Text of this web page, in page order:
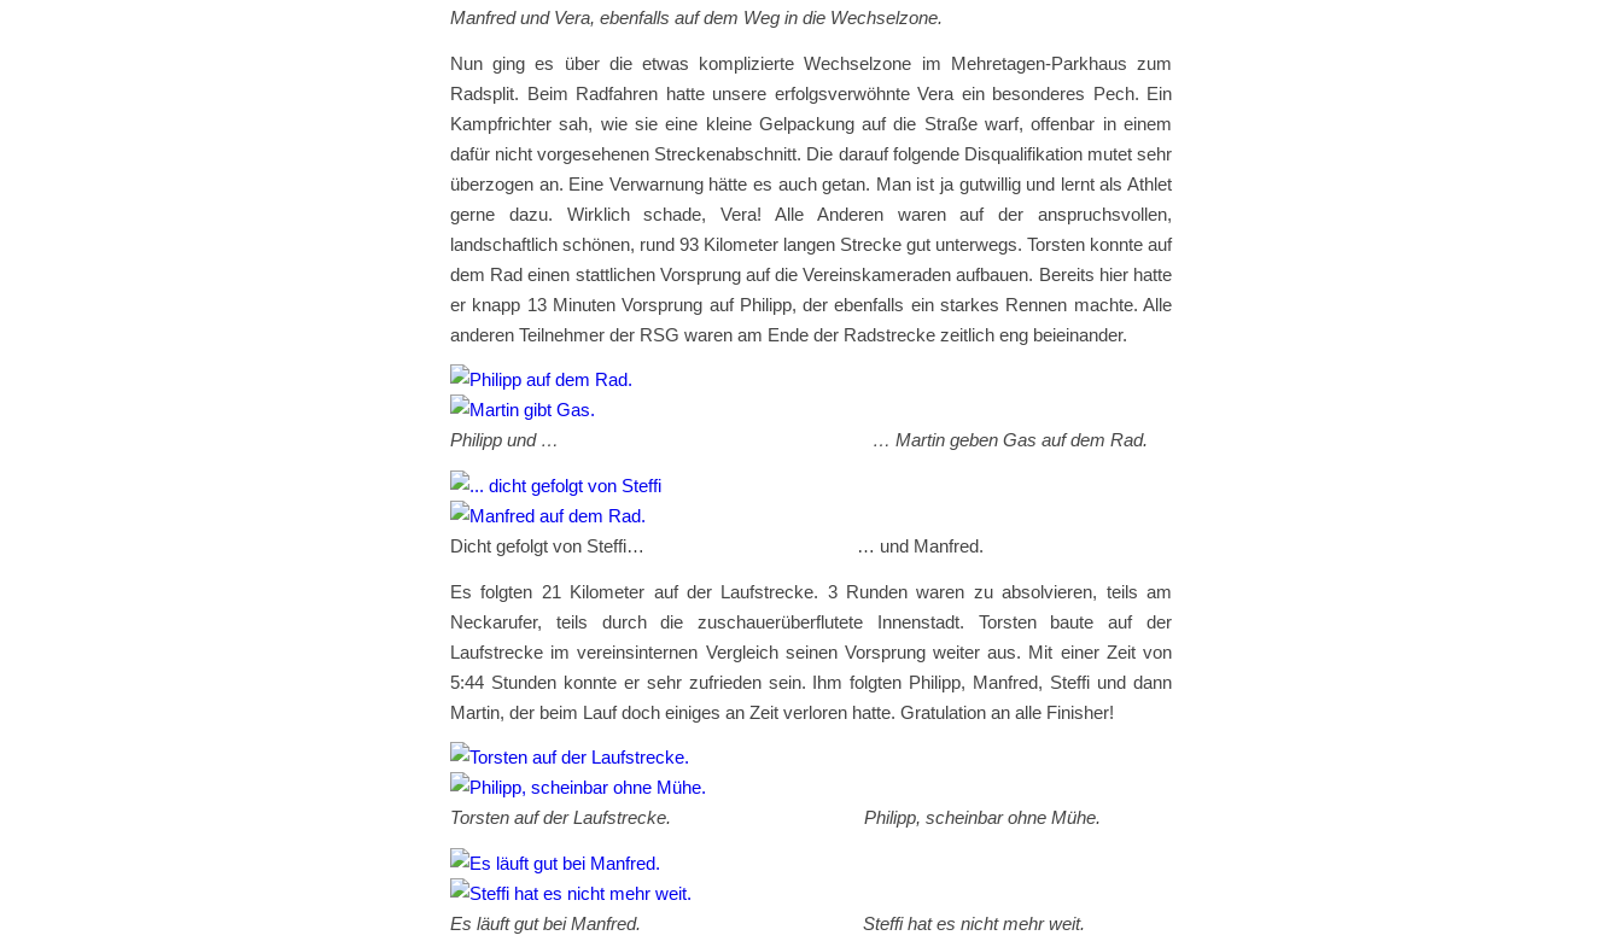
Manfred und Vera, ebenfalls auf dem Weg in die Wechselzone.
Nun ging es über die etwas komplizierte Wechselzone im Mehretagen-Parkhaus zum
Radsplit. Beim Radfahren hatte unsere erfolgsverwöhnte Vera ein besonderes Pech. Ein
Kampfrichter sah, wie sie eine kleine Gelpackung auf die Straße warf, offenbar in einem
dafür nicht vorgesehenen Streckenabschnitt. Die darauf folgende Disqualifikation mutet sehr
überzogen an. Eine Verwarnung hätte es auch getan. Man ist ja gutwillig und lernt als Athlet
gerne dazu. Wirklich schade, Vera! Alle Anderen waren auf der anspruchsvollen,
landschaftlich schönen, rund 93 Kilometer langen Strecke gut unterwegs. Torsten konnte auf
dem Rad einen stattlichen Vorsprung auf die Vereinskameraden aufbauen. Bereits hier hatte
er knapp 13 Minuten Vorsprung auf Philipp, der ebenfalls ein starkes Rennen machte. Alle
anderen Teilnehmer der RSG waren am Ende der Radstrecke zeitlich eng beieinander.
Philipp und … … Martin geben Gas auf dem Rad.
Dicht gefolgt von Steffi… … und Manfred.
Es folgten 21 Kilometer auf der Laufstrecke. 3 Runden waren zu absolvieren, teils am
Neckarufer, teils durch die zuschauerüberflutete Innenstadt. Torsten baute auf der
Laufstrecke im vereinsinternen Vergleich seinen Vorsprung weiter aus. Mit einer Zeit von
5:44 Stunden konnte er sehr zufrieden sein. Ihm folgten Philipp, Manfred, Steffi und dann
Martin, der beim Lauf doch einiges an Zeit verloren hatte. Gratulation an alle Finisher!
Torsten auf der Laufstrecke. Philipp, scheinbar ohne Mühe.
Es läuft gut bei Manfred. Steffi hat es nicht mehr weit.